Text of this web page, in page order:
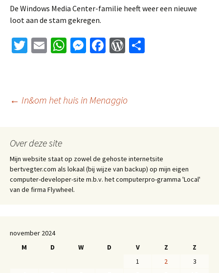
De Windows Media Center-familie heeft weer een nieuwe
loot aan de stam gekregen.
T
er
E
l
W
sA
p
M
n
ge
Fa
o
W
es
Berichtnavigatie
← In&om het huis in Menaggio
Over deze site
Mijn website staat op zowel de gehoste internetsite
bertvegter.com als lokaal (bij wijze van backup) op mijn eigen
computer-developer-site m.b.v. het computerpro-gramma 'Local'
van de firma Flywheel.
november 2024
M
D W D V Z
Z
1
2
3